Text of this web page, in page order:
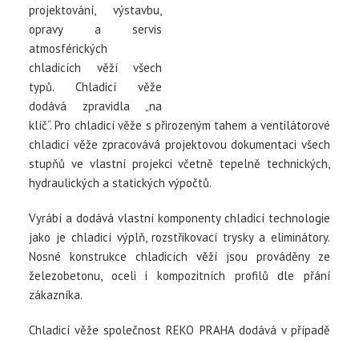
projektování, výstavbu,
opravy a servis
atmosférických
chladicích věží všech
typů. Chladicí věže
dodává zpravidla „na
klíč“. Pro chladicí věže s přirozeným tahem a ventilátorové
chladicí věže zpracovává projektovou dokumentaci všech
stupňů ve vlastní projekci včetně tepelně technických,
hydraulických a statických výpočtů.
Vyrábí a dodává vlastní komponenty chladicí technologie
jako je chladicí výplň, rozstřikovací trysky a eliminátory.
Nosné konstrukce chladicích věží jsou prováděny ze
železobetonu, oceli i kompozitních profilů dle přání
zákazníka.
Chladicí věže společnost REKO PRAHA dodává v případě